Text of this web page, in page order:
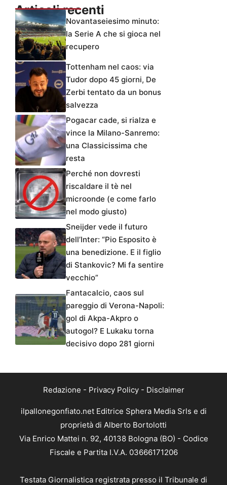
Articoli recenti
Novantaseiesimo minuto:
la Serie A che si gioca nel
recupero
Tottenham nel caos: via
Tudor dopo 45 giorni, De
Zerbi tentato da un bonus
salvezza
Pogacar cade, si rialza e
vince la Milano-Sanremo:
una Classicissima che
resta
Perché non dovresti
riscaldare il tè nel
microonde (e come farlo
nel modo giusto)
Sneijder vede il futuro
dell’Inter: “Pio Esposito è
una benedizione. E il figlio
di Stankovic? Mi fa sentire
vecchio”
Fantacalcio, caos sul
pareggio di Verona-Napoli:
gol di Akpa-Akpro o
autogol? E Lukaku torna
decisivo dopo 281 giorni
Redazione - Privacy Policy- Disclaimer
ilpallonegonfiato.net Editrice Sphera Media Srls e di
proprietà di Alberto Bortolotti
Via Enrico Mattei n. 92, 40138 Bologna (BO) - Codice
Fiscale e Partita I.V.A. 03666171206
Testata Giornalistica registrata presso il Tribunale di